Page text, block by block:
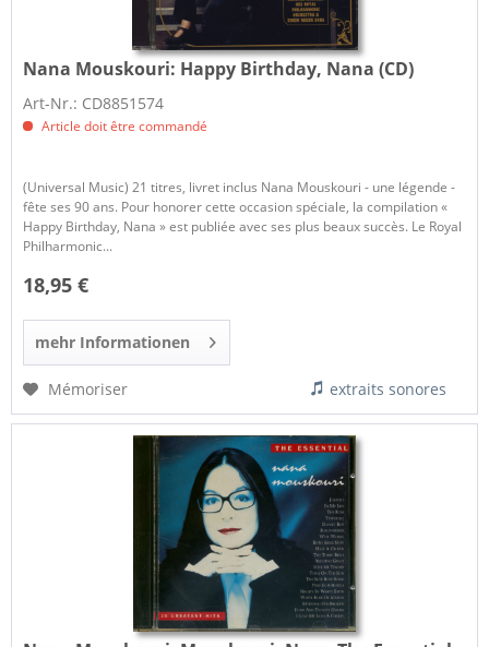
Nana Mouskouri: Happy Birthday, Nana (CD)
Art-Nr.: CD8851574
Article doit être commandé
(Universal Music) 21 titres, livret inclus Nana Mouskouri - une légende -
fête ses 90 ans. Pour honorer cette occasion spéciale, la compilation «
Happy Birthday, Nana » est publiée avec ses plus beaux succès. Le Royal
Philharmonic...
18,95 €
mehr Informationen
Mémoriser extraits sonores